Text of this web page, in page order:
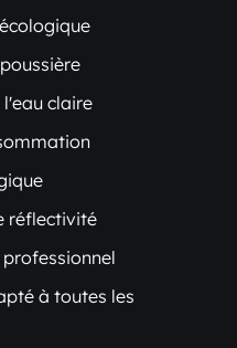
claire
réflectivité